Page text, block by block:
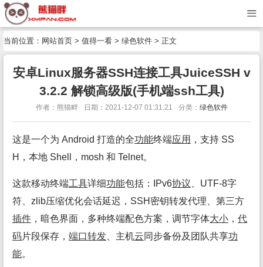
当前位置： 网站首页 > 值得一看 > 绿色软件 > 正文
安卓Linux服务器SSH连接工具JuiceSSH v
3.2.2 解锁高级版(手机端ssh工具)
作者：熊猫畔 日期：2021-12-07 01:31:21 分类： 绿色软件
这是一个为 Android 打造的全功能终端应用 ，支持 SS
H，本地 Shell，mosh 和 Telnet。
这款移动终端工具详细功能包括：IPv6协议 、UTF-8字
符、zlib压缩优化会话延迟，SSH密钥转发代理、第三方
插件 ，暗色界面，多种终端配色方案，调节字体大小 ， 代
码片段保存， 端口转发 、主机云同步备份及团队共享功
能。